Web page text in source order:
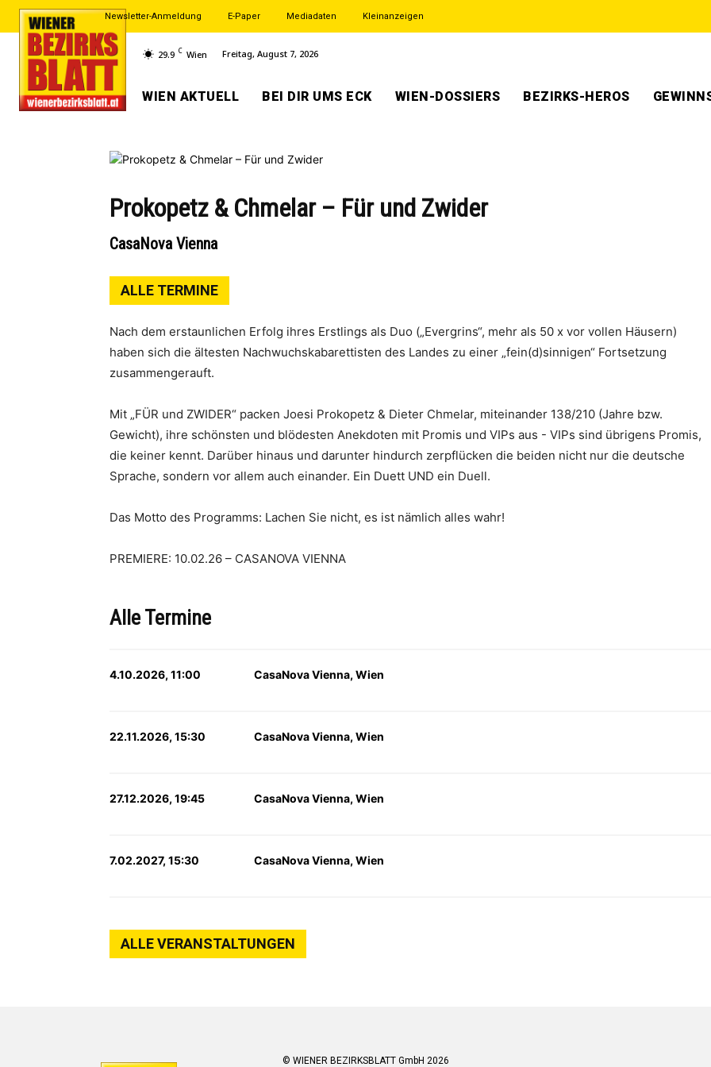
Newsletter-Anmeldung E-Paper Mediadaten Kleinanzeigen
29.9 C Wien Freitag, August 7, 2026
WIEN AKTUELL BEI DIR UMS ECK WIEN-DOSSIERS BEZIRKS-HEROS
Prokopetz & Chmelar – Für und Zwider
CasaNova Vienna
ALLE TERMINE
Nach dem erstaunlichen Erfolg ihres Erstlings als Duo („Evergrins“, mehr als 50 x vor vollen Häusern)
haben sich die ältesten Nachwuchskabarettisten des Landes zu einer „fein(d)sinnigen“ Fortsetzung
zusammengerauft.
Mit „FÜR und ZWIDER“ packen Joesi Prokopetz & Dieter Chmelar, miteinander 138/210 (Jahre bzw.
Gewicht), ihre schönsten und blödesten Anekdoten mit Promis und VIPs aus - VIPs sind übrigens Promis,
die keiner kennt. Darüber hinaus und darunter hindurch zerpflücken die beiden nicht nur die deutsche
Sprache, sondern vor allem auch einander. Ein Duett UND ein Duell.
Das Motto des Programms: Lachen Sie nicht, es ist nämlich alles wahr!
PREMIERE: 10.02.26 – CASANOVA VIENNA
Alle Termine
4.10.2026, 11:00 CasaNova Vienna, Wien
22.11.2026, 15:30 CasaNova Vienna, Wien
27.12.2026, 19:45 CasaNova Vienna, Wien
7.02.2027, 15:30 CasaNova Vienna, Wien
ALLE VERANSTALTUNGEN
© WIENER BEZIRKSBLATT GmbH 2026